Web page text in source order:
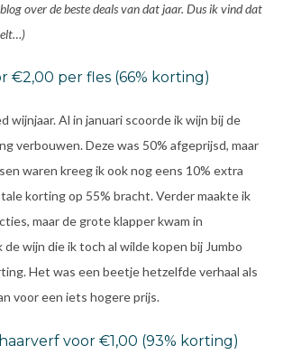
over de beste deals van dat jaar. Dus ik vind dat
€2,00 per fles (66% korting)
wijnjaar. Al in januari scoorde ik wijn bij de
verbouwen. Deze was 50% afgeprijsd, maar
waren kreeg ik ook nog eens 10% extra
korting op 55% bracht. Verder maakte ik
maar de grote klapper kwam in
wijn die ik toch al wilde kopen bij Jumbo
Het was een beetje hetzelfde verhaal als
voor een iets hogere prijs.
voor €1,00 (93% korting)